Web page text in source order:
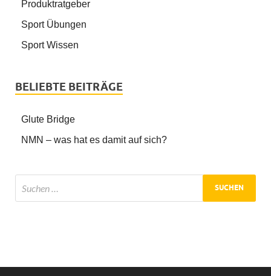
Produktratgeber
Sport Übungen
Sport Wissen
BELIEBTE BEITRÄGE
Glute Bridge
NMN – was hat es damit auf sich?